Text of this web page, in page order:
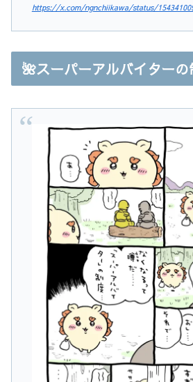
https://x.com/ngnchiikawa/status/
🌺スーパーアルバイター